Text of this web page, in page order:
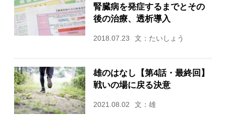
腎臓病を発症するまでとその
後の治療、透析導入
2018.07.23 文：たいしょう
雄のはなし【第4話・最終回】
戦いの場に戻る決意
2021.08.02 文：雄